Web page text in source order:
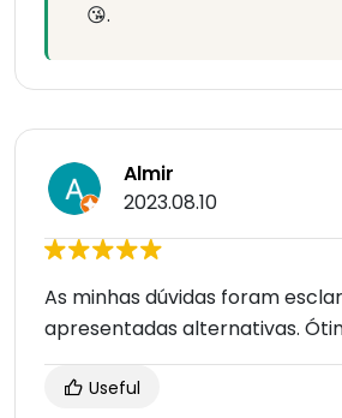
😘.
Almir
2023.08.10
As minhas dúvidas foram
apresentadas alternativas.
Useful